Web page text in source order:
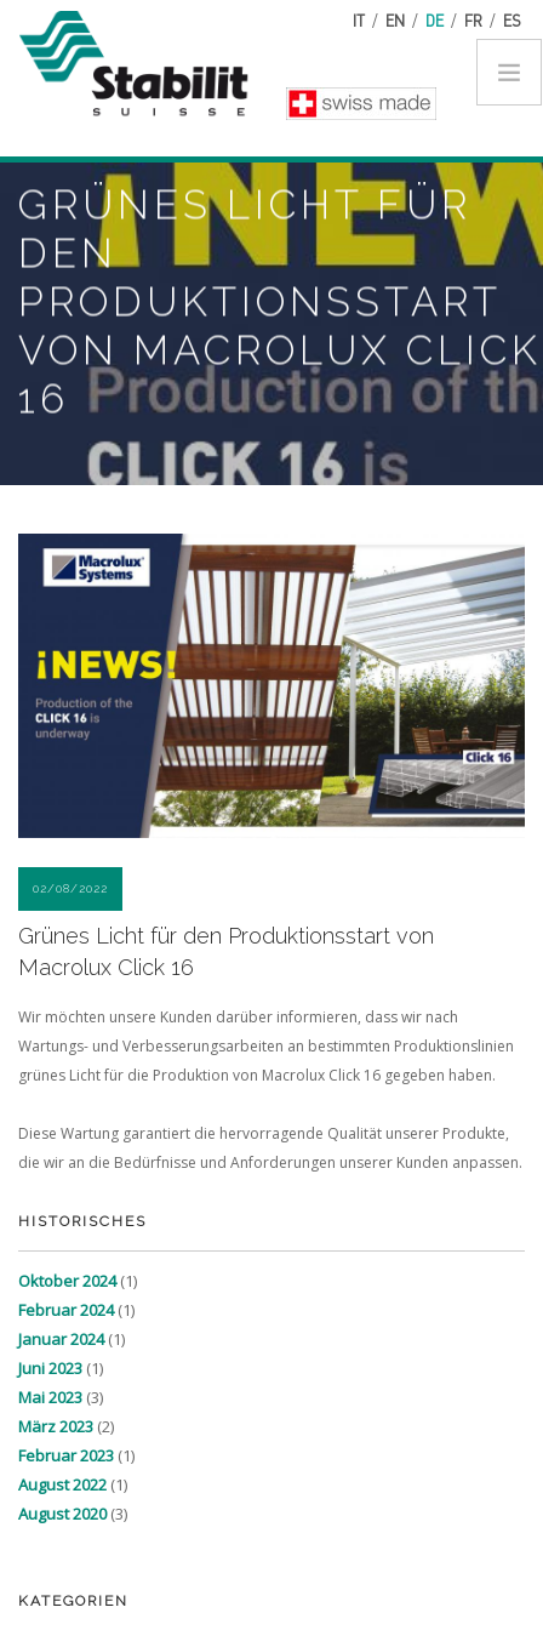
Direkt zum Inhalt IT / EN / DE / FR / ES
GRÜNES LICHT FÜR
DEN
PRODUKTIONSSTART
VON MACROLUX CLICK
16
02/08/2022
Grünes Licht für den Produktionsstart von
Macrolux Click 16
Wir möchten unsere Kunden darüber informieren, dass wir nach
Wartungs- und Verbesserungsarbeiten an bestimmten Produktionslinien
grünes Licht für die Produktion von Macrolux Click 16 gegeben haben.
Diese Wartung garantiert die hervorragende Qualität unserer Produkte,
die wir an die Bedürfnisse und Anforderungen unserer Kunden anpassen.
HISTORISCHES
Oktober 2024(1)
Februar 2024(1)
Januar 2024(1)
Juni 2023 (1)
Mai 2023 (3)
März 2023 (2)
Februar 2023 (1)
August 2022 (1)
August 2020(3)
KATEGORIEN